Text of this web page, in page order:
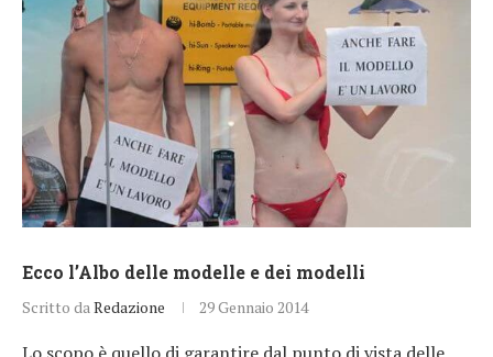
Ecco l’Albo delle modelle e dei modelli
Scritto da Redazione 29 Gennaio 2014